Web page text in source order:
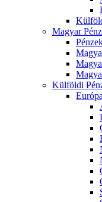
Magyar
Külföldi
Európa